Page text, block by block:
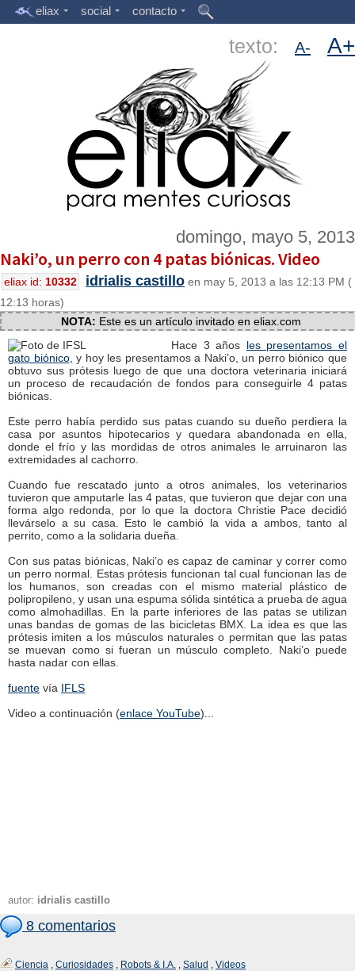
eliax social contacto
texto: A- A+
domingo, mayo 5, 2013
Naki’o, un perro con 4 patas biónicas. Video
eliax id: 10332 idrialis castillo en may 5, 2013 a las 12:13 PM (
12:13 horas)
NOTA: Este es un artículo invitado en eliax.com
Hace 3 años les presentamos el
gato biónico, y hoy les presentamos a Naki’o, un perro biónico que
obtuvo sus prótesis luego de que una doctora veterinaria iniciará
un proceso de recaudación de fondos para conseguirle 4 patas
biónicas.
Este perro había perdido sus patas cuando su dueño perdiera la
casa por asuntos hipotecarios y quedara abandonada en ella,
donde el frío y las mordidas de otros animales le arruinaron las
extremidades al cachorro.
Cuando fue rescatado junto a otros animales, los veterinarios
tuvieron que amputarle las 4 patas, que tuvieron que dejar con una
forma algo redonda, por lo que la doctora Christie Pace decidió
llevárselo a su casa. Esto le cambió la vida a ambos, tanto al
perrito, como a la solidaria dueña.
Con sus patas biónicas, Naki’o es capaz de caminar y correr como
un perro normal. Estas prótesis funcionan tal cual funcionan las de
los humanos, son creadas con el mismo material plástico de
polipropileno, y usan una espuma sólida sintética a prueba de agua
como almohadillas. En la parte inferiores de las patas se utilizan
unas bandas de gomas de las bicicletas BMX. La idea es que las
prótesis imiten a los músculos naturales o permitan que las patas
se muevan como si fueran un músculo completo. Naki’o puede
hasta nadar con ellas.
fuente vía IFLS
Video a continuación (enlace YouTube)...
autor: idrialis castillo
8 comentarios
Ciencia , Curiosidades , Robots & I.A. , Salud , Videos